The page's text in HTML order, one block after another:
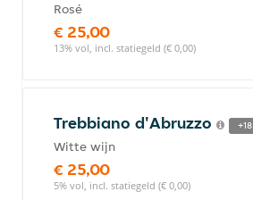
Rosé
€ 25,00
13% vol, incl. statiegeld (€ 0,00)
Trebbiano d'Abruzzo +18
Witte wijn
€ 25,00
5% vol, incl. statiegeld (€ 0,00)